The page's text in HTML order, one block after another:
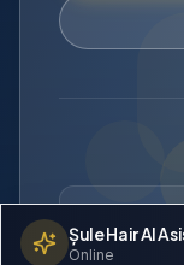
transplant
Şule Hair AI
Online